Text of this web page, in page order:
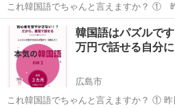
これ韓国語でちゃんと言えますか？ ① 昨日、友達の家で大好きな韓
国ドラマを見ました。 ② 来週の金曜日に、彼と一緒にソウルで美味
しい韓国料理を食べます。 どうですか？ 今まで500人程の無料体験レ
ッス...
広島 広島市 韓国語 ハングル
韓国語はパズルで
広島市
これ韓国語でちゃんと言えますか？ ① 昨日、友達の家で大好きな韓国